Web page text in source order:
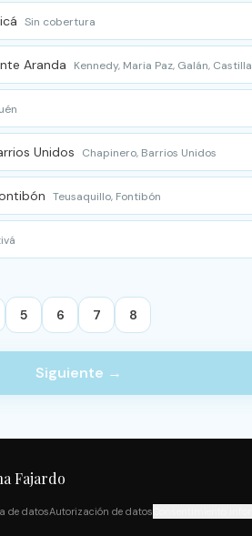
Sin cobertura
Aranda Kennedy, Maria Paz, Galán, Castilla
Unidos Chapinero, Barrios Unidos
Teusaquillo, Fontibón
5 6 7 8
Siguiente →
Fajardo
de datosAutorización de datos